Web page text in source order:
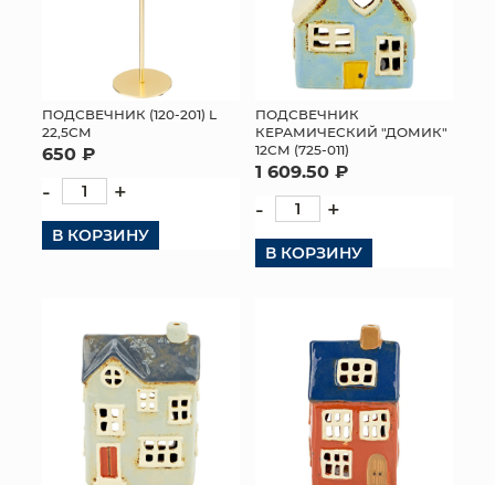
ПОДАРОЧНЫЕ КАРТЫ
ТОРГОВЫЙ ЦЕНТР
ОПТОВЫМ КЛИЕНТАМ
ДОСТАВКА И ОПЛАТА
КОНТАКТЫ
ПОДСВЕЧНИК (120-201) L
22,5СМ
650 ₽
- +
В КОРЗИНУ
ПОДСВЕЧНИК
КЕРАМИЧЕСКИЙ "ДОМИК"
12СМ (725-011)
1 609.50 ₽
- +
В КОРЗИНУ